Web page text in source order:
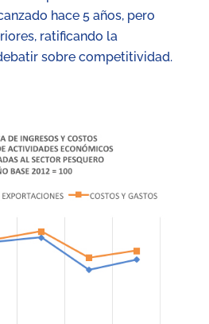
hace 5 años, pero
ratificando la
sobre competitividad.